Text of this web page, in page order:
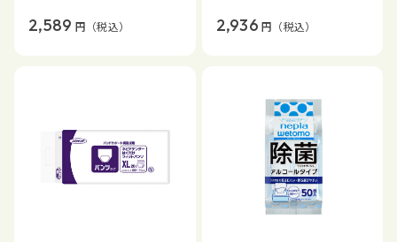
2,589 円 （税込） 2,936 円 （税込）